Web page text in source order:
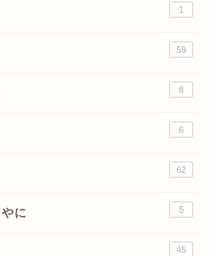
1
59
8
6
62
に 5
45